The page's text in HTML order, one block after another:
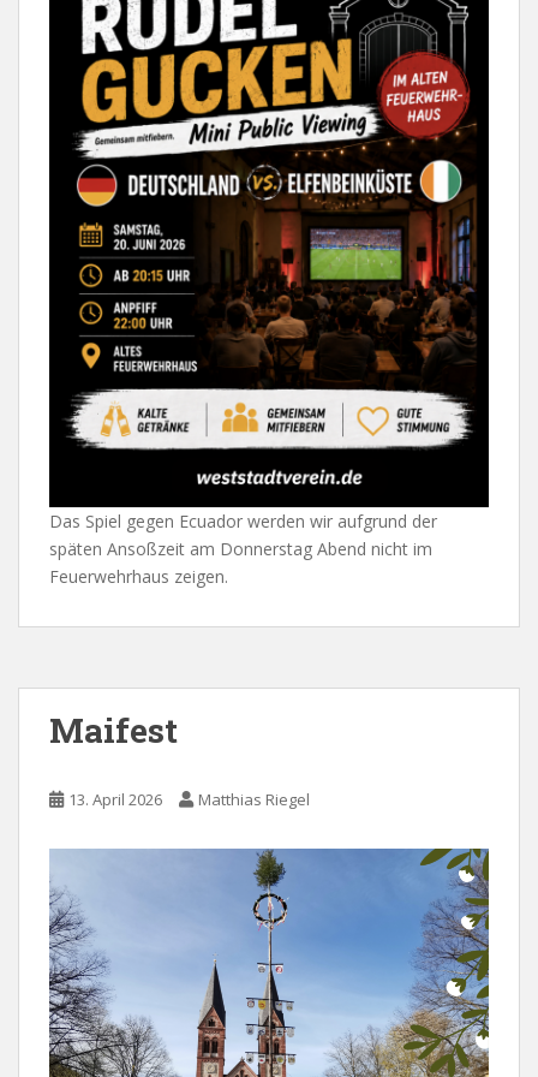
Das Spiel gegen Ecuador werden wir aufgrund der
späten Ansoßzeit am Donnerstag Abend nicht im
Feuerwehrhaus zeigen.
Maifest
13. April 2026 Matthias Riegel